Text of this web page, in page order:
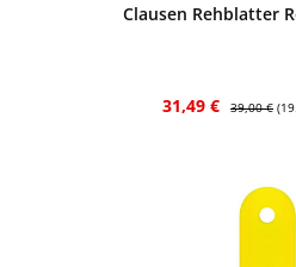
Clausen Rehblatter
Verkaufspreis:
31,49 € Regulärer
39,00 €